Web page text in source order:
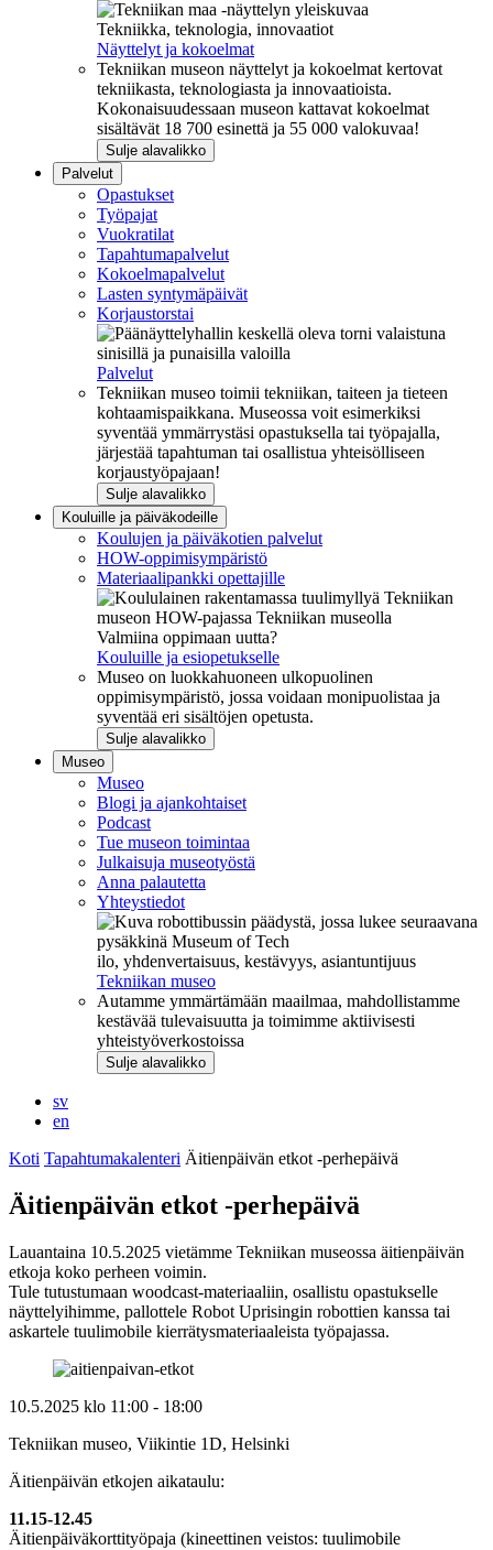
Tekniikka, teknologia, innovaatiot
Näyttelyt ja kokoelmat
Tekniikan museon näyttelyt ja kokoelmat kertovat
tekniikasta, teknologiasta ja innovaatioista.
Kokonaisuudessaan museon kattavat kokoelmat
sisältävät 18 700 esinettä ja 55 000 valokuvaa!
Sulje alavalikko
Palvelut
Opastukset
Työpajat
Vuokratilat
Tapahtumapalvelut
Kokoelmapalvelut
Lasten syntymäpäivät
Korjaustorstai
Palvelut
Tekniikan museo toimii tekniikan, taiteen ja tieteen
kohtaamispaikkana. Museossa voit esimerkiksi
syventää ymmärrystäsi opastuksella tai työpajalla,
järjestää tapahtuman tai osallistua yhteisölliseen
korjaustyöpajaan!
Sulje alavalikko
Kouluille ja päiväkodeille
Koulujen ja päiväkotien palvelut
HOW-oppimisympäristö
Materiaalipankki opettajille
Valmiina oppimaan uutta?
Kouluille ja esiopetukselle
Museo on luokkahuoneen ulkopuolinen
oppimisympäristö, jossa voidaan monipuolistaa ja
syventää eri sisältöjen opetusta.
Sulje alavalikko
Museo
Museo
Blogi ja ajankohtaiset
Podcast
Tue museon toimintaa
Julkaisuja museotyöstä
Anna palautetta
Yhteystiedot
ilo, yhdenvertaisuus, kestävyys, asiantuntijuus
Tekniikan museo
Autamme ymmärtämään maailmaa, mahdollistamme
kestävää tulevaisuutta ja toimimme aktiivisesti
yhteistyöverkostoissa
Sulje alavalikko
sv
en
Koti Tapahtumakalenteri Äitienpäivän etkot -perhepäivä
Äitienpäivän etkot -perhepäivä
Lauantaina 10.5.2025 vietämme Tekniikan museossa äitienpäivän
etkoja koko perheen voimin.
Tule tutustumaan woodcast-materiaaliin, osallistu opastukselle
näyttelyihimme, pallottele Robot Uprisingin robottien kanssa tai
askartele tuulimobile kierrätysmateriaaleista työpajassa.
10.5.2025 klo 11:00 - 18:00
Tekniikan museo, Viikintie 1D, Helsinki
Äitienpäivän etkojen aikataulu:
11.15-12.45
Äitienpäiväkorttityöpaja (kineettinen veistos: tuulimobile